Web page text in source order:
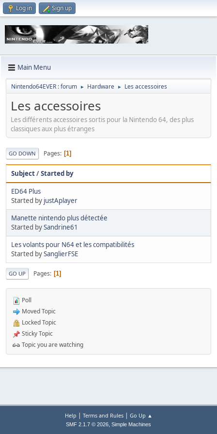
Log in Sign up
Main Menu
Nintendo64EVER : forum ► Hardware ► Les accessoires
Les accessoires
Les différents accessoires sortis pour la Nintendo 64, des plus
classiques aux plus étranges
GO DOWN Pages 1
Subject/Started by
ED64 Plus
Started by justAplayer
Manette nintendo plus détectée
Started bySandrine61
Les volants pour N64 et les compatibilités
Started bySanglierFSE
GO UP Pages 1
Poll
Moved Topic
Locked Topic
Sticky Topic
Topic you are watching
Help | Terms and Rules| Go Up ▲
SMF 2.1.7 © 2026, Simple Machines